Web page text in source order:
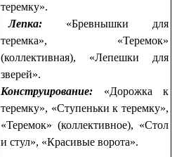
теремку».
Лепка: «Бревнышки для
теремка», «Теремок»
(коллективная), «Лепешки для
зверей».
Конструирование: «Дорожка к
теремку», «Ступеньки к теремку»,
«Теремок» (коллективное), «Стол
и стул», «Красивые ворота».